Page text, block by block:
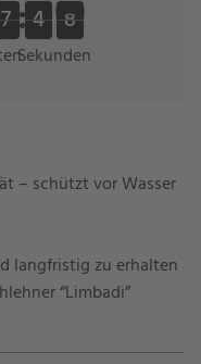
7
7
7
7
Sekunden
4
4
4
4 7
8
8
7
– schützt vor Wasser
langfristig zu erhalten
“Limbadi”